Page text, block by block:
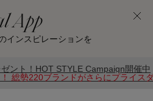
App
インスピレーションを
STYLE Campaign開催中
総勢220ブランドがさらにプライス